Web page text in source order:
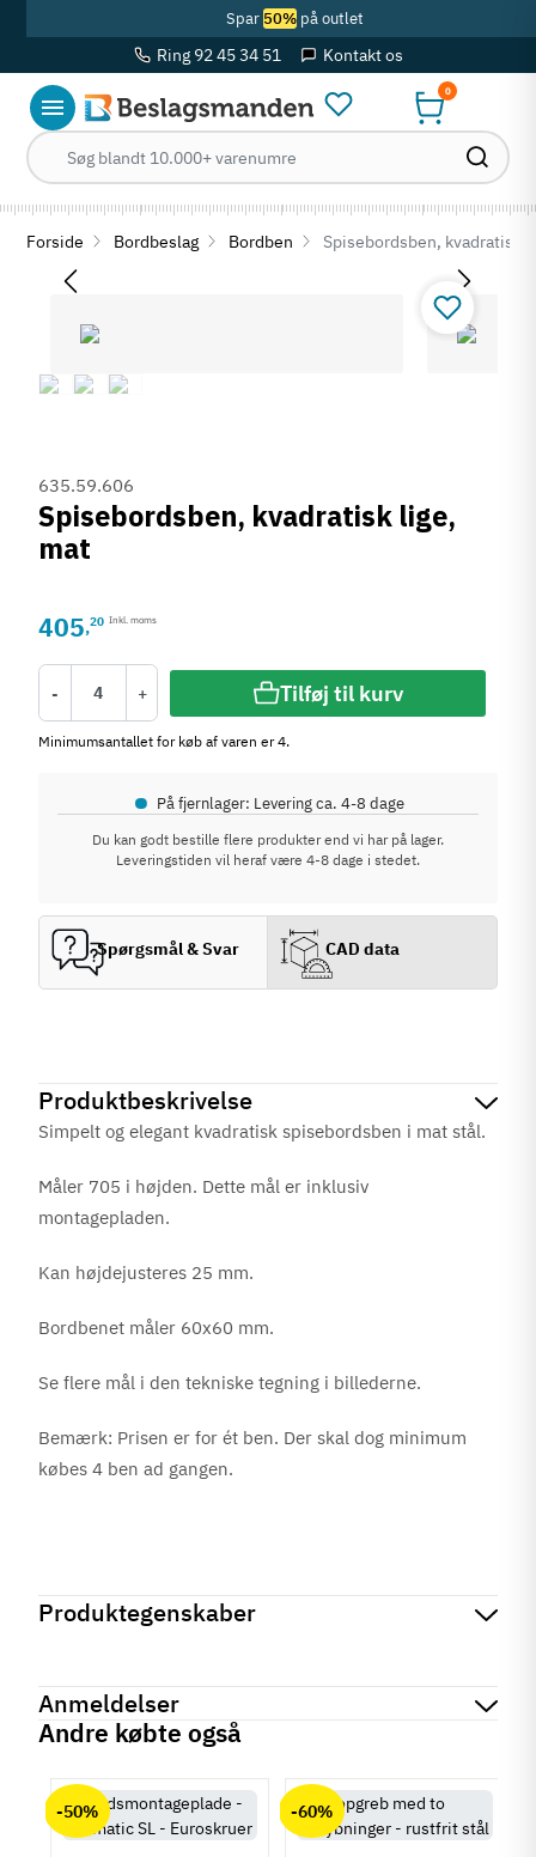
Spar 50%på outlet
Ring 92 45 34 51 Kontakt os
0
Forside Bordbeslag Bordben Spisebordsben, kvadratisk
Produktbeskrivelse
Simpelt og elegant kvadratisk spisebordsben i mat stål.
Måler 705 i højden. Dette mål er inklusiv
montagepladen.
Kan højdejusteres 25 mm.
Bordbenet måler 60x60 mm.
Se flere mål i den tekniske tegning i billederne.
Bemærk: Prisen er for ét ben. Der skal dog minimum
købes 4 ben ad gangen.
Produktegenskaber
Produktinformation
Stål
Overflade
Mat
Anmeldelser
635.59.606
Spisebordsben, kvadratisk lige,
mat
405,20 Inkl. moms
- + Tilføj til kurv
Minimumsantallet for køb af varen er 4.
• På fjernlager: Levering ca. 4-8 dage
Du kan godt bestille flere produkter end vi har på lager.
Leveringstiden vil heraf være 4-8 dage i stedet.
Spørgsmål & Svar CAD data
Andre købte også
-50% -60%